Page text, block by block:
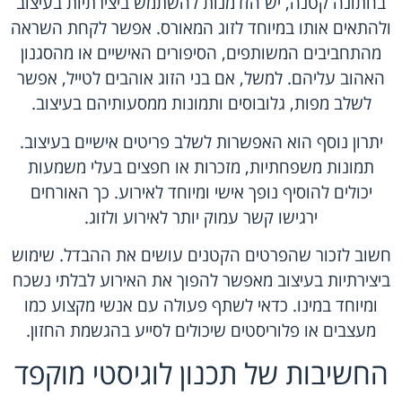
ולהתאים אותו במיוחד לזוג המאורס. אפשר לקחת השראה
מהתחביבים המשותפים, הסיפורים האישיים או מהסגנון
האהוב עליהם. למשל, אם בני הזוג אוהבים לטייל, אפשר
לשלב מפות, גלובוסים ותמונות ממסעותיהם בעיצוב.
יתרון נוסף הוא האפשרות לשלב פריטים אישיים בעיצוב.
תמונות משפחתיות, מזכרות או חפצים בעלי משמעות
יכולים להוסיף נופך אישי ומיוחד לאירוע. כך האורחים
ירגישו קשר עמוק יותר לאירוע ולזוג.
חשוב לזכור שהפרטים הקטנים עושים את ההבדל. שימוש
ביצירתיות בעיצוב מאפשר להפוך את האירוע לבלתי נשכח
ומיוחד במינו. כדאי לשתף פעולה עם אנשי מקצוע כמו
מעצבים או פלוריסטים שיכולים לסייע בהגשמת החזון.
החשיבות של תכנון לוגיסטי מוקפד